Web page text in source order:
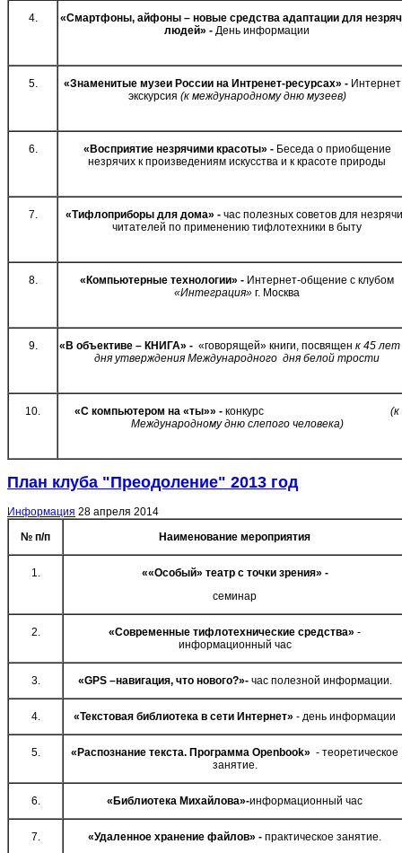
4.
«Смартфоны, айфоны – новые средства адаптации для
людей» - День информации
5. «Знаменитые музеи России на Интренет-ресурсах» -
экскурсия (к международному дню музеев)
6. «Восприятие незрячими красоты» - Беседа о приобщение
незрячих к произведениям искусства и к красоте природы
7. «Тифлоприборы для дома» - час полезных советов для
читателей по применению тифлотехники в быту
8. «Компьютерные технологии» - Интернет-общение с клубом
«Интеграция» г. Москва
9. «В объективе – КНИГА» - «говорящей» книги, посвящен к 45 лет
дня утверждения Международного дня белой трости
10. «С компьютером на «ты»» - конкурс (к
Международному дню слепого человека)
План клуба "Преодоление" 2013 год
Информация 28 апреля 2014
№ п/п
Наименование мероприятия
1.
««Особый» театр с точки зрения» -
семинар
2. «Современные тифлотехнические средства» -
информационный час
3. «GPS–навигация, что нового?»-час полезной информации.
4. «Текстовая библиотека в сети Интернет» - день информации
5. «Распознание текста. Программа Openbook» - теоретическое
занятие.
6. «Библиотека Михайлова»-информационный час
7. «Удаленное хранение файлов» - практическое занятие.